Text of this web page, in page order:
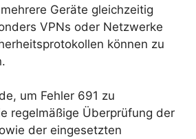
Geräte gleichzeitig
VPNs oder Netzwerke
können zu
um Fehler 691 zu
regelmäßige Überprüfung der
der eingesetzten